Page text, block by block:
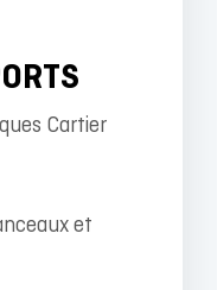
Cartier
et